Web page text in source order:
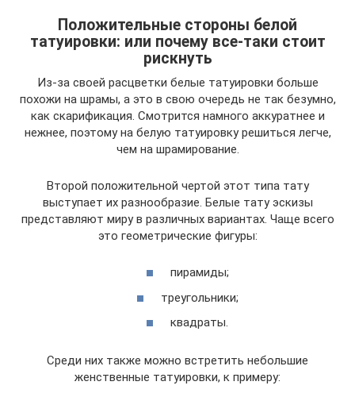
Положительные стороны белой
татуировки: или почему все-таки стоит
рискнуть
Из-за своей расцветки белые татуировки больше
похожи на шрамы, а это в свою очередь не так безумно,
как скарификация. Смотрится намного аккуратнее и
нежнее, поэтому на белую татуировку решиться легче,
чем на шрамирование.
Второй положительной чертой этот типа тату
выступает их разнообразие. Белые тату эскизы
представляют миру в различных вариантах. Чаще всего
это геометрические фигуры:
пирамиды;
треугольники;
квадраты.
Среди них также можно встретить небольшие
женственные татуировки, к примеру: